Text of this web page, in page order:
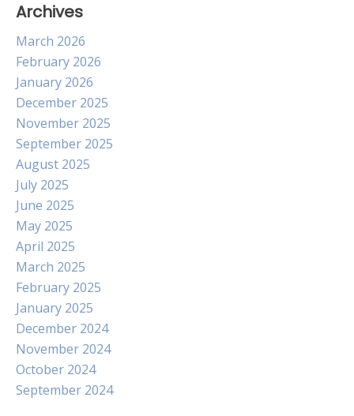
Archives
March 2026
February 2026
January 2026
December 2025
November 2025
September 2025
August 2025
July 2025
June 2025
May 2025
April 2025
March 2025
February 2025
January 2025
December 2024
November 2024
October 2024
September 2024